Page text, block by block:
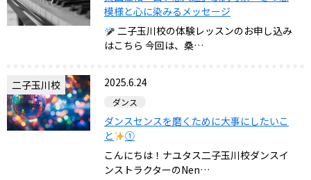
模様と心に染みるメッセージ
二子玉川校の体験レッスンのお申し込み
はこちら 今回は、桑…
二子玉川校 2025.6.24
ダンス
ダンスセンスを磨くために大事にしたいこ
と
①
こんにちは！ナユタス二子玉川校ダンスイ
ンストラクターのNen…